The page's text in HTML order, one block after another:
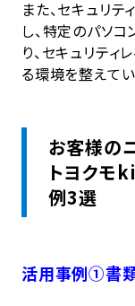
また、セキュリ
し、特定のパソ
り、セキュリテ
る環境を整えてい
お客様の
トヨクモ
例3選
活用事例①書